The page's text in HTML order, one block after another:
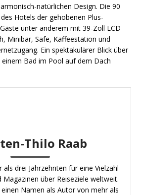
natürlichen Design. Die 90
Hotels der gehobenen Plus-
unter anderem mit 39-Zoll LCD
Minibar, Safe, Kaffeestation und
Ein spektakulärer Blick über
Bad im Pool auf dem Dach
Thilo Raab
drei Jahrzehnten für eine Vielzahl
über Reiseziele weltweit.
Namen als Autor von mehr als